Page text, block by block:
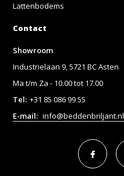
Lattenbodems
Contact
Showroom
Industrielaan 9, 5721 BC Asten
Ma t/m Za - 10.00 tot 17.00
Tel: +31 85 086 99 55
E-mail: info@beddenbriljant.nl